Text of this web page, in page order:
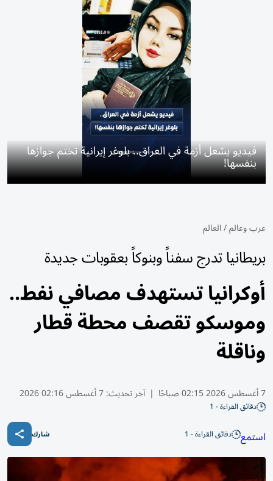
فيديو يشعل أزمة في العراق.. بلوغر إيرانية تختم جوازها
بنفسها!
عرب وعالم/العالم
بريطانيا تدرج سفناً وبنوكاً بعقوبات جديدة
أوكرانيا تستهدف مصافي نفط..
وموسكو تقصف محطة قطار
وناقلة
7 أغسطس 2026 02:15 صباحًا | آخر تحديث:7 أغسطس 02:16 2026
دقائق القراءة - 1
استمع دقائق القراءة - 1 شارك